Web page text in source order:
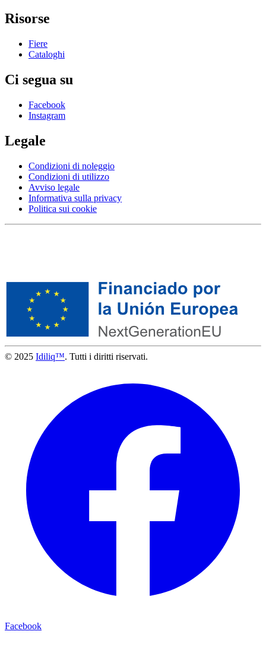
Risorse
Fiere
Cataloghi
Ci segua su
Facebook
Instagram
Legale
Condizioni di noleggio
Condizioni di utilizzo
Avviso legale
Informativa sulla privacy
Politica sui cookie
© 2025 Idiliq™. Tutti i diritti riservati.
Facebook